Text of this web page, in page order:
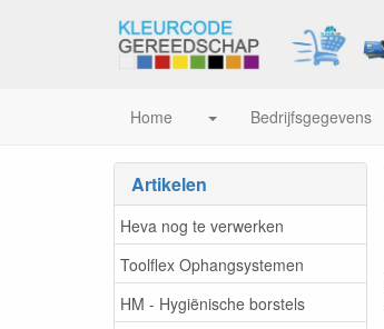
Home Bedrijfsgegevens
Artikelen
Heva nog te verwerken
Toolflex Ophangsystemen
HM - Hygiënische borstels